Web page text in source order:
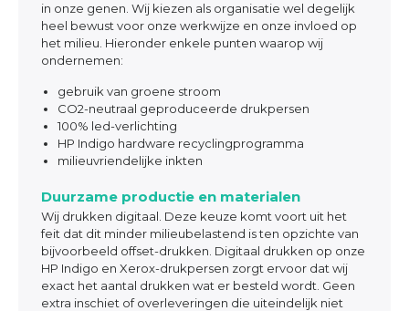
in onze genen. Wij kiezen als organisatie wel degelijk
heel bewust voor onze werkwijze en onze invloed op
het milieu. Hieronder enkele punten waarop wij
ondernemen:
gebruik van groene stroom
CO2-neutraal geproduceerde drukpersen
100% led-verlichting
HP Indigo hardware recyclingprogramma
milieuvriendelijke inkten
Duurzame productie en materialen
Wij drukken digitaal. Deze keuze komt voort uit het
feit dat dit minder milieubelastend is ten opzichte van
bijvoorbeeld offset-drukken. Digitaal drukken op onze
HP Indigo en Xerox-drukpersen zorgt ervoor dat wij
exact het aantal drukken wat er besteld wordt. Geen
extra inschiet of overleveringen die uiteindelijk niet